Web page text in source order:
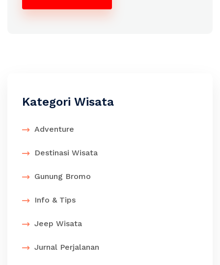
Kategori Wisata
Adventure
Destinasi Wisata
Gunung Bromo
Info & Tips
Jeep Wisata
Jurnal Perjalanan